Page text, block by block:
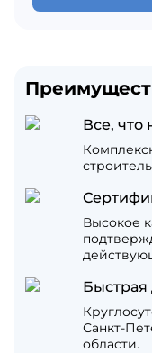
Все, что
Высокое
Быстрая
Санкт-
области.